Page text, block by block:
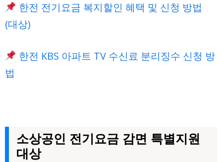
한전 전기요금 복지할인 혜택 및 신청 방법
(대상)
한전 KBS 아파트 TV 수신료 분리징수 신청 방
법
소상공인 전기요금 감면 특별지원
대상